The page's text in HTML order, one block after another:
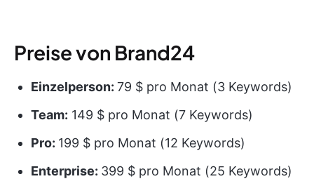
Preise von Brand24
Einzelperson: 79 $ pro Monat (3 Keywords)
Team: 149 $ pro Monat (7 Keywords)
Pro: 199 $ pro Monat (12 Keywords)
Enterprise: 399 $ pro Monat (25 Keywords)